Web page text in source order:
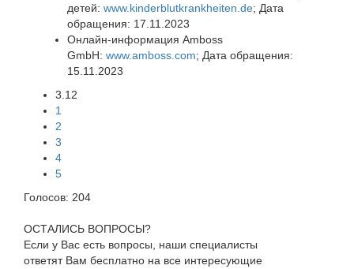
детей: www.kinderblutkrankheiten.de; Дата
обращения: 17.11.2023
Онлайн-информация Amboss
GmbH: www.amboss.com; Дата обращения:
15.11.2023
3.12
1
2
3
4
5
Голосов: 204
ОСТАЛИСЬ ВОПРОСЫ?
Если у Вас есть вопросы, наши специалисты
ответят Вам бесплатно на все интересующие